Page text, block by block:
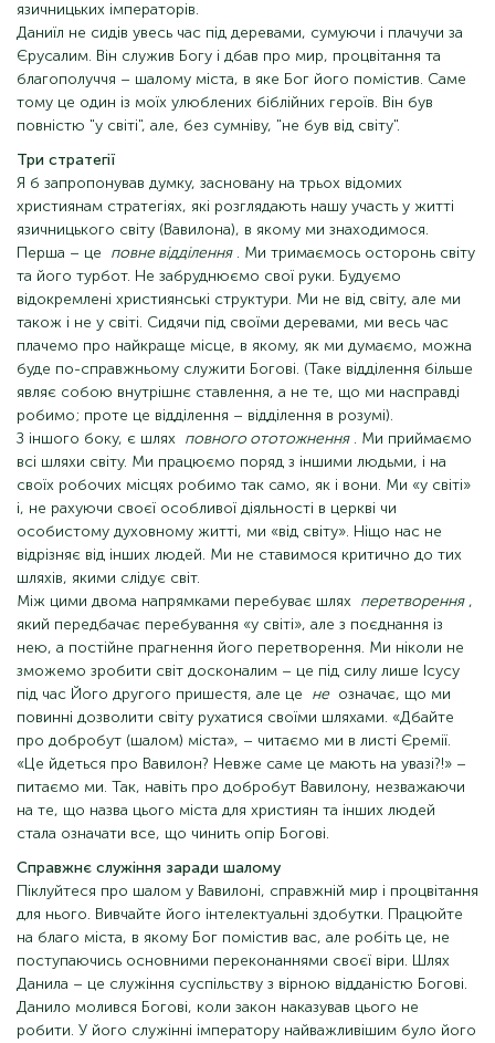
язичницьких імператорів.
Даниїл не сидів увесь час під деревами, сумуючи і плачучи за
Єрусалим. Він служив Богу і дбав про мир, процвітання та
благополуччя – шалому міста, в яке Бог його помістив. Саме
тому це один із моїх улюблених біблійних героїв. Він був
повністю "у світі", але, без сумніву, "не був від світу".
Три стратегії
Я б запропонував думку, засновану на трьох відомих
християнам стратегіях, які розглядають нашу участь у житті
язичницького світу (Вавилона), в якому ми знаходимося.
Перша – це повне відділення. Ми тримаємось осторонь світу
та його турбот. Не забруднюємо свої руки. Будуємо
відокремлені християнські структури. Ми не від світу, але ми
також і не у світі. Сидячи під своїми деревами, ми весь час
плачемо про найкраще місце, в якому, як ми думаємо, можна
буде по-справжньому служити Богові. (Таке відділення більше
являє собою внутрішнє ставлення, а не те, що ми насправді
робимо; проте це відділення – відділення в розумі).
З іншого боку, є шлях повного ототожнення. Ми приймаємо
всі шляхи світу. Ми працюємо поряд з іншими людьми, і на
своїх робочих місцях робимо так само, як і вони. Ми «у світі»
і, не рахуючи своєї особливої ​​діяльності в церкві чи
особистому духовному житті, ми «від світу». Ніщо нас не
відрізняє від інших людей. Ми не ставимося критично до тих
шляхів, якими слідує світ.
Між цими двома напрямками перебуває шлях перетворення,
який передбачає перебування «у світі», але з поєднання із
нею, а постійне прагнення його перетворення. Ми ніколи не
зможемо зробити світ досконалим – це під силу лише Ісусу
під час Його другого пришестя, але це неозначає, що ми
повинні дозволити світу рухатися своїми шляхами. «Дбайте
про добробут (шалом) міста», – читаємо ми в листі Єремії.
«Це йдеться про Вавилон? Невже саме це мають на увазі?!» –
питаємо ми. Так, навіть про добробут Вавилону, незважаючи
на те, що назва цього міста для християн та інших людей
стала означати все, що чинить опір Богові.
Справжнє служіння заради шалому
Піклуйтеся про шалом у Вавилоні, справжній мир і процвітання
для нього. Вивчайте його інтелектуальні здобутки. Працюйте
на благо міста, в якому Бог помістив вас, але робіть це, не
поступаючись основними переконаннями своєї віри. Шлях
Данила – це служіння суспільству з вірною відданістю Богові.
Данило молився Богові, коли закон наказував цього не
робити. У його служінні імператору найважливішим було його